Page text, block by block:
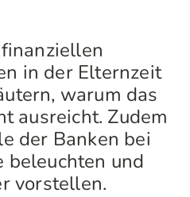
in der Elternzeit
warum das
ausreicht. Zudem
der Banken bei
beleuchten und
vorstellen.